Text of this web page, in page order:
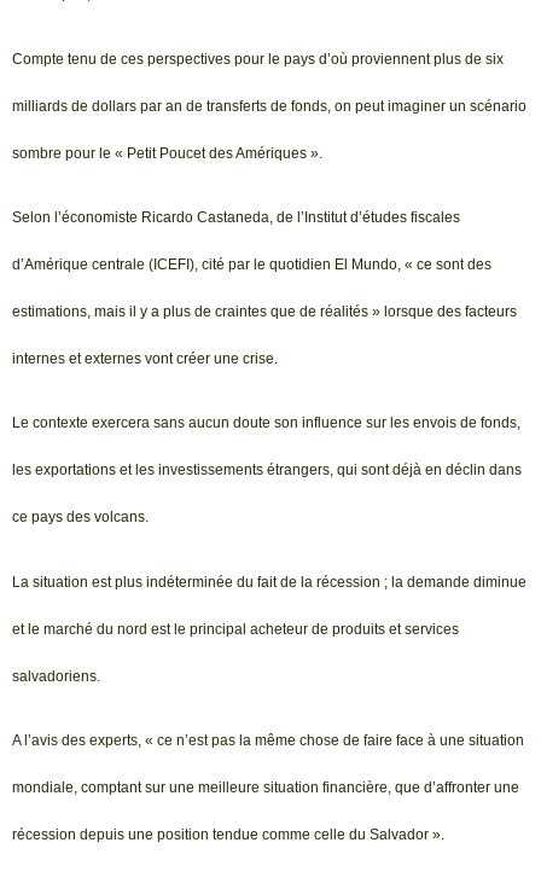
Compte tenu de ces perspectives pour le pays d’où proviennent plus de six
milliards de dollars par an de transferts de fonds, on peut imaginer un scénario
sombre pour le « Petit Poucet des Amériques ».
Selon l’économiste Ricardo Castaneda, de l’Institut d’études fiscales
d’Amérique centrale (ICEFI), cité par le quotidien El Mundo, « ce sont des
estimations, mais il y a plus de craintes que de réalités » lorsque des facteurs
internes et externes vont créer une crise.
Le contexte exercera sans aucun doute son influence sur les envois de fonds,
les exportations et les investissements étrangers, qui sont déjà en déclin dans
ce pays des volcans.
La situation est plus indéterminée du fait de la récession ; la demande diminue
et le marché du nord est le principal acheteur de produits et services
salvadoriens.
A l’avis des experts, « ce n’est pas la même chose de faire face à une situation
mondiale, comptant sur une meilleure situation financière, que d’affronter une
récession depuis une position tendue comme celle du Salvador ».